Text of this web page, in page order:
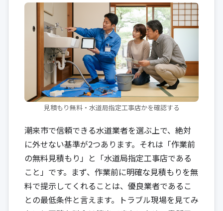
見積もり無料・水道局指定工事店かを確認する
潮来市で信頼できる水道業者を選ぶ上で、絶対
に外せない基準が2つあります。それは「作業前
の無料見積もり」と「水道局指定工事店である
こと」です。まず、作業前に明確な見積もりを無
料で提示してくれることは、優良業者であるこ
との最低条件と言えます。トラブル現場を見てみ